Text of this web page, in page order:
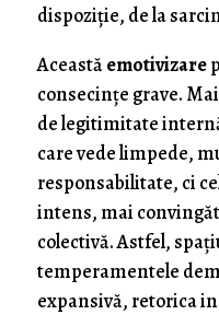
dispoziție, de la
Aceastăemotivizare
consecințe grave.
de legitimitate
care vede limpede,
responsabilitate, ci
intens, mai
colectivă. Astfel,
temperamentele
expansivă, retorica